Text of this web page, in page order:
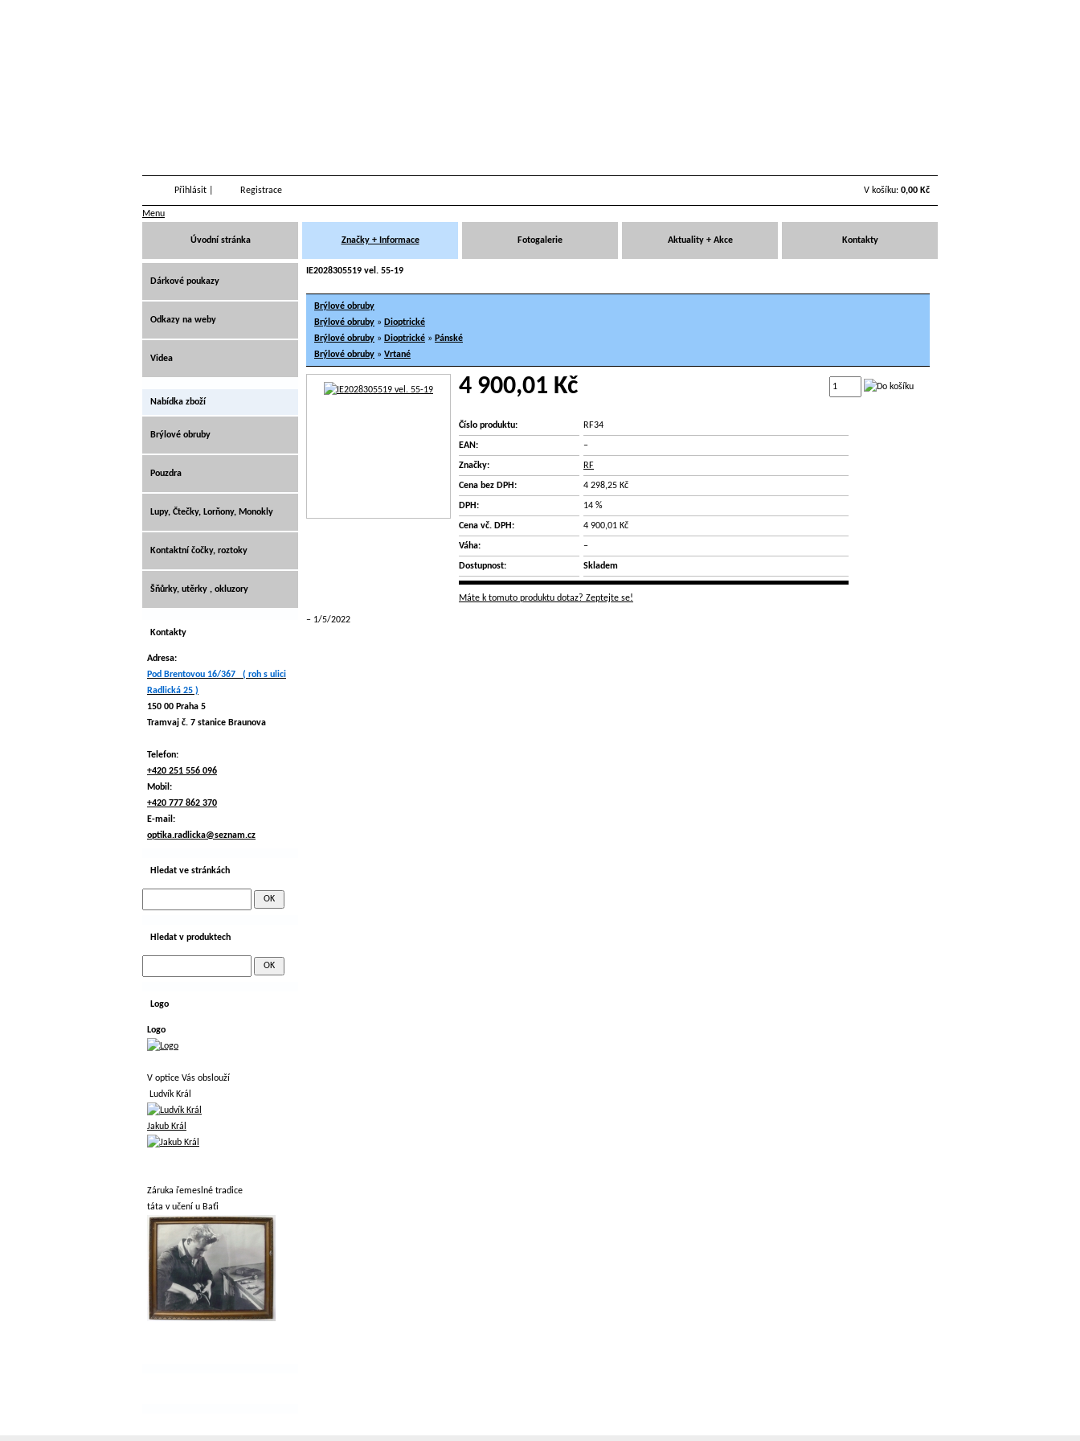
Přihlásit Registrace V košíku: 0,00 Kč
Menu
Úvodní stránka Značky + Informace Fotogalerie Aktuality + Akce Kontakty
IE2028305519 vel. 55-19
Brýlové obruby
Brýlové obruby » Dioptrické
Brýlové obruby » Dioptrické » Pánské
Brýlové obruby » Vrtané
4 900,01 Kč
Číslo produktu: RF34
EAN: –
Značky: RF
Cena bez DPH: 4 298,25 Kč
DPH: 14 %
Cena vč. DPH: 4 900,01 Kč
Váha: –
Dostupnost: Skladem
Máte k tomuto produktu dotaz? Zeptejte se!
1/5/2022
Dárkové poukazy
Odkazy na weby
Videa
Nabídka zboží
Brýlové obruby
Pouzdra
Lupy, Čtečky, Lorňony, Monokly
Kontaktní čočky, roztoky
Šňůrky, utěrky , okluzory
Kontakty
Adresa:
Pod Brentovou 16/367 ( roh s ulici
Radlická 25 )
150 00 Praha 5
Tramvaj č. 7 stanice Braunova
Telefon:
+420 251 556 096
Mobil:
+420 777 862 370
E-mail:
optika.radlicka@seznam.cz
Hledat ve stránkách
Hledat v produktech
Logo
Logo
V optice Vás obslouží
Ludvík Král
Jakub Král
Záruka řemeslné tradice
táta v učení u Baťi